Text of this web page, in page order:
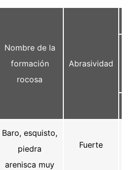
Nombre de la
formación
rocosa
Abrasividad
Baro, esquisto,
piedra
arenisca muy
Fuerte